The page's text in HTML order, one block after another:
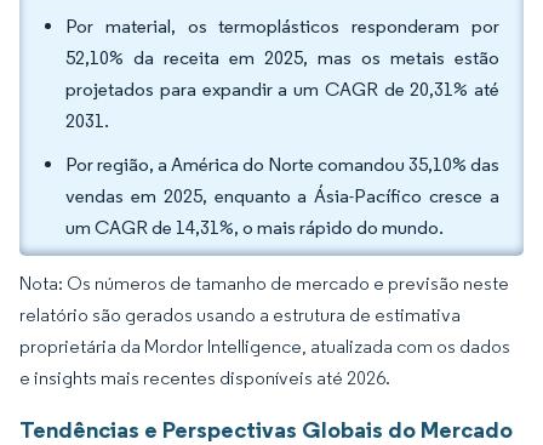
Por material, os termoplásticos responderam por
52,10% da receita em 2025, mas os metais estão
projetados para expandir a um CAGR de 20,31% até
2031.
Por região, a América do Norte comandou 35,10% das
vendas em 2025, enquanto a Ásia-Pacífico cresce a
um CAGR de 14,31%, o mais rápido do mundo.
Nota: Os números de tamanho de mercado e previsão neste
relatório são gerados usando a estrutura de estimativa
proprietária da Mordor Intelligence, atualizada com os dados
e insights mais recentes disponíveis até 2026.
Tendências e Perspectivas Globais do Mercado